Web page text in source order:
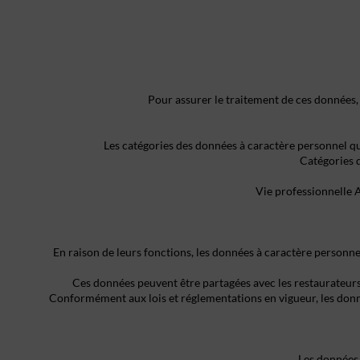
Pour assurer le traitement de ces
Les catégories des données à caractère personnel
Catégories
Vie professionnelle
En raison de leurs fonctions, les données à caractère
Ces données peuvent être partagées avec les
Conformément aux lois et réglementations en vigueur, les